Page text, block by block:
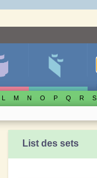
L M N O P Q R S
List des sets